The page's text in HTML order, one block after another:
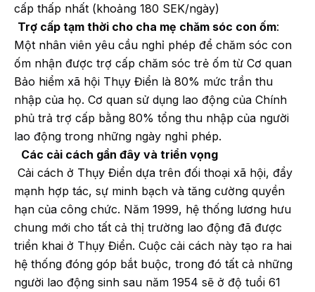
cấp thấp nhất (khoảng 180 SEK/ngày)
Trợ cấp tạm thời cho cha mẹ chăm sóc con ốm:
Một nhân viên yêu cầu nghỉ phép để chăm sóc con
ốm nhận được trợ cấp chăm sóc trẻ ốm từ Cơ quan
Bảo hiểm xã hội Thụy Điển là 80% mức trần thu
nhập của họ. Cơ quan sử dụng lao động của Chính
phủ trả trợ cấp bằng 80% tổng thu nhập của người
lao động trong những ngày nghỉ phép.
Các cải cách gần đây và triển vọng
Cải cách ở Thụy Điển dựa trên đối thoại xã hội, đẩy
mạnh hợp tác, sự minh bạch và tăng cường quyền
hạn của công chức. Năm 1999, hệ thống lương hưu
chung mới cho tất cả thị trường lao động đã được
triển khai ở Thụy Điển. Cuộc cải cách này tạo ra hai
hệ thống đóng góp bắt buộc, trong đó tất cả những
người lao động sinh sau năm 1954 sẽ ở độ tuổi 61